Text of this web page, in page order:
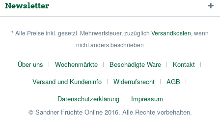
Newsletter
* Alle Preise inkl. gesetzl. Mehrwertsteuer, zuzüglich Versandkosten, wenn
nicht anders beschrieben
Über uns Wochenmärkte Beschädigte Ware
Kontakt
Versand und Kundeninfo
Widerrufsrecht
AGB
Datenschutzerklärung
Impressum
© Sandner Früchte Online 2016. Alle Rechte vorbehalten.